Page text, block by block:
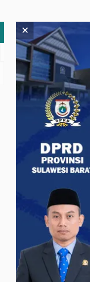
Lifestyle
#featured #Polda
×